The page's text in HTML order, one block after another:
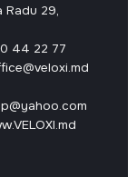
Radu 29,
44 22 77